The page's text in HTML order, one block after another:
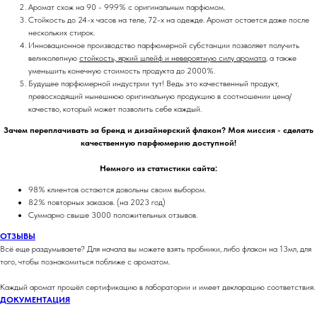
Аромат схож на 90 - 99.9% с оригинальным парфюмом.
Стойкость до 24-х часов на теле, 72-х на одежде. Аромат остается даже после
нескольких стирок.
Инновационное производство парфюмерной субстанции позволяет получить
великолепную стойкость, яркий шлейф и невероятную силу аромата, а также
уменьшить конечную стоимость продукта до 2000%.
Будущее парфюмерной индустрии тут! Ведь это качественный продукт,
превосходящий нынешнюю оригинальную продукцию в соотношении цена/
качество, который может позволить себе каждый.
Зачем переплачивать за бренд и дизайнерский флакон? Моя миссия - сделать
качественную парфюмерию доступной!
Немного из статистики сайта:
98% клиентов остаются довольны своим выбором.
82% повторных заказов. (на 2023 год)
Суммарно свыше 3000 положительных отзывов.
ОТЗЫВЫ
Всё еще раздумываете? Для начала вы можете взять пробники, либо флакон на 13мл, для
того, чтобы познакомиться поближе с ароматом.
Каждый аромат прошёл сертификацию в лаборатории и имеет декларацию соответствия.
ДОКУМЕНТАЦИЯ